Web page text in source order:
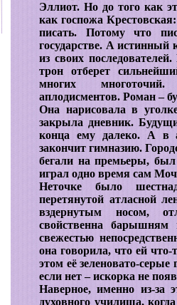
Эллиот. Но до того как
как госпожа
писать. Потому что
государстве. А истинный
из своих
трон отберет
многих
аплодисментов. Роман –
Она нарисовала в
закрыла дневник.
конца ему далеко. А в
закончит гимназию.
бегали на премьеры,
играл одно время сам
Неточке было
перетянутой атласной
вздернутым носом,
свойственна барышням
свежестью
она говорила, что ей
этом её зеленовато-
если нет – искорка не
Наверное, именно из-за
духовного училища,